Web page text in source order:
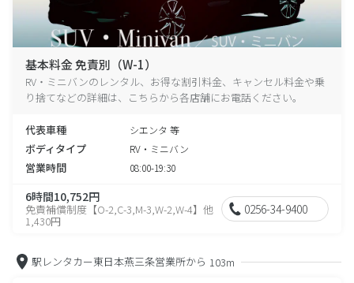
基本料金 免責別（W-1）
RV・ミニバンのレンタル、お得な割引料金、キャンセル料金や乗
り捨てなどの詳細は、こちらから各店舗にお電話ください。
代表車種 シエンタ 等
ボディタイプ RV・ミニバン
営業時間 08:00-19:30
6時間10,752円
免責補償制度【O-2,C-3,M-3,W-2,W-4】他
1,430円
0256-34-9400
駅レンタカー東日本燕三条営業所から 103m